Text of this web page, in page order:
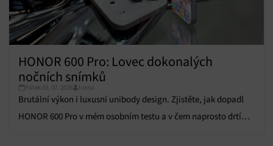
HONOR 600 Pro: Lovec dokonalých
nočních snímků
Pátek 03. 07. 2026 Ivana
Brutální výkon i luxusní unibody design. Zjistěte, jak dopadl
HONOR 600 Pro v mém osobním testu a v čem naprosto drtí